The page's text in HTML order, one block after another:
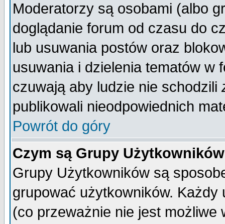
Moderatorzy są osobami (albo
doglądanie forum od czasu do
lub usuwania postów oraz
usuwania i dzielenia tematów w
czuwają aby ludzie nie schodzili
publikowali nieodpowiednich
Powrót do góry
Czym są Grupy
Grupy Użytkowników są
grupować użytkowników.
(co przeważnie nie jest